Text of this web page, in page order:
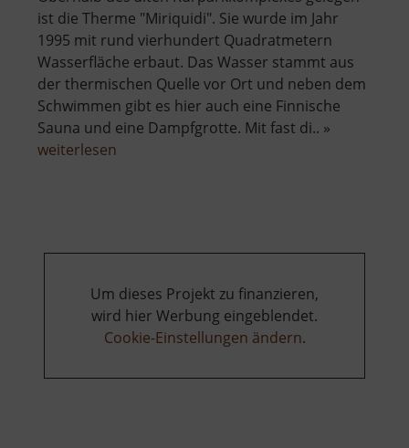
ist die Therme "Miriquidi". Sie wurde im Jahr
1995 mit rund vierhundert Quadratmetern
Wasserfläche erbaut. Das Wasser stammt aus
der thermischen Quelle vor Ort und neben dem
Schwimmen gibt es hier auch eine Finnische
Sauna und eine Dampfgrotte. Mit fast di.. »
weiterlesen
Um dieses Projekt zu finanzieren,
wird hier Werbung eingeblendet.
Cookie-Einstellungen ändern.